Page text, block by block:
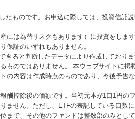
たものです。お申込に際しては、投資信託
には為替リスクもあります）に投資をし
保証のいずれもありません。
きると判断したデータにより作成しており
ものではありません。 本ウェブサイトに
の内容は作成時点のものであり、今後予
酬控除後の価額です。当初元本が1口1円
ません。ただし、ETFの表記している口
で、その他のファンドは整数部のみとし